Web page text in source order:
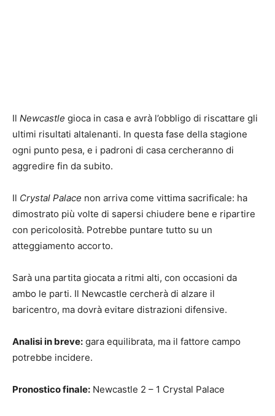
Il Newcastle gioca in casa e avrà l’obbligo di riscattare gli
ultimi risultati altalenanti. In questa fase della stagione
ogni punto pesa, e i padroni di casa cercheranno di
aggredire fin da subito.
Il Crystal Palace non arriva come vittima sacrificale: ha
dimostrato più volte di sapersi chiudere bene e ripartire
con pericolosità. Potrebbe puntare tutto su un
atteggiamento accorto.
Sarà una partita giocata a ritmi alti, con occasioni da
ambo le parti. Il Newcastle cercherà di alzare il
baricentro, ma dovrà evitare distrazioni difensive.
Analisi in breve: gara equilibrata, ma il fattore campo
potrebbe incidere.
Pronostico finale: Newcastle 2 – 1 Crystal Palace